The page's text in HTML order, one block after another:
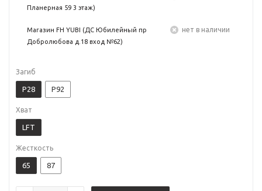
Планерная 59 3 этаж)
Магазин FH YUBI (ДС Юбилейный пр
Добролюбова д.18 вход №62)
Нет в наличии
Загиб
P28 P92
Хват
LFT
Жесткость
65 87